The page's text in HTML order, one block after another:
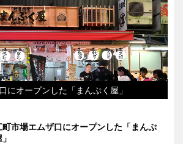
にオープンした「まんぷく屋」
町市場エムザ口にオープンした「まんぷ